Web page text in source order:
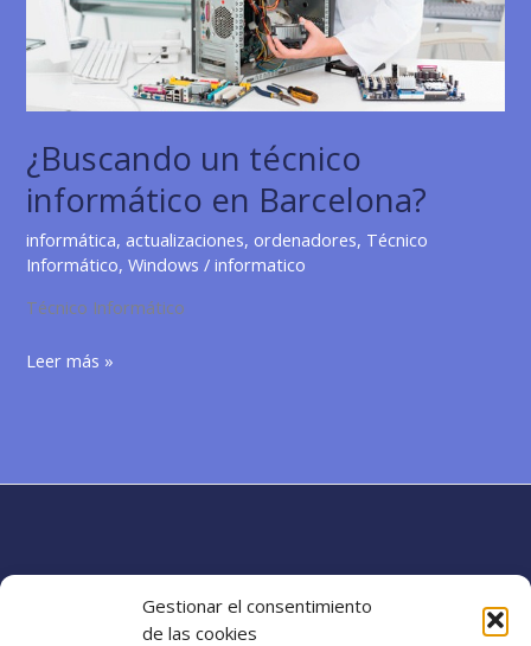
Gestionar el consentimiento
de las cookies
¿Buscando un técnico
informático en Barcelona?
informática,actualizaciones, ordenadores, Técnico
Informático,Windows /informatico
Técnico Informático
¿Buscando
Leer más »